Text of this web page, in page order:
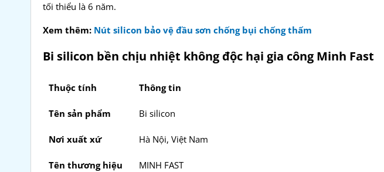
tối thiểu là 6 năm.
Xem thêm: Nút silicon bảo vệ đầu sơn chống bụi chống thấm
Bi silicon bền chịu nhiệt không độc hại gia công Minh Fast
Thuộc tính Thông tin
Tên sản phẩm Bi silicon
Nơi xuất xứ Hà Nội, Việt Nam
Tên thương hiệu MINH FAST